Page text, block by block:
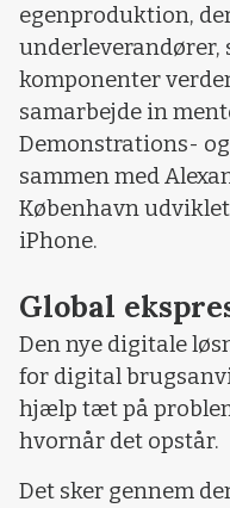
egenproduktion,
underleverandører,
komponenter
samarbejde in
Demonstrations-
sammen med
København
iPhone.
Global
Den nye digitale
for digital
hjælp tæt på
hvornår det opstår.
Det sker gennem